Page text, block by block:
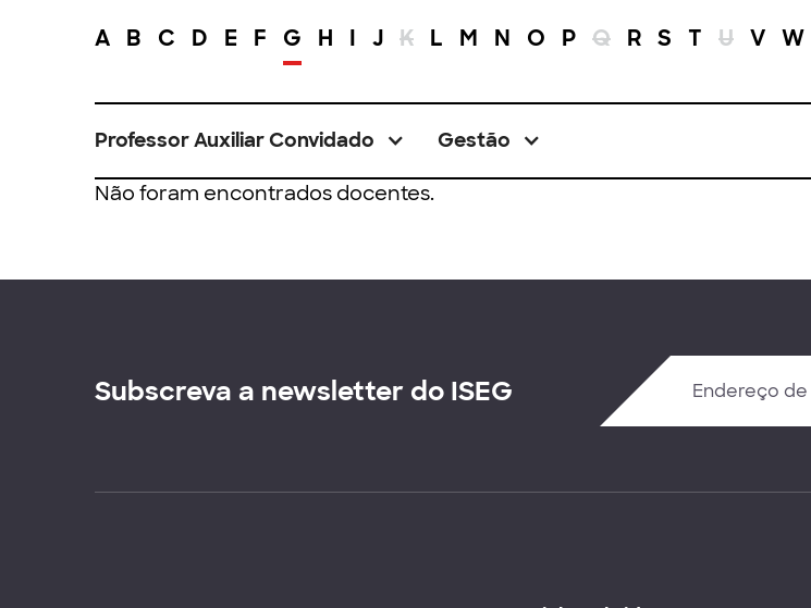
A B C D E F G H I J K L M N O P Q R S T U V W
Professor Auxiliar Convidado Gestão
Não foram encontrados docentes.
Subscreva a newsletter do ISEG